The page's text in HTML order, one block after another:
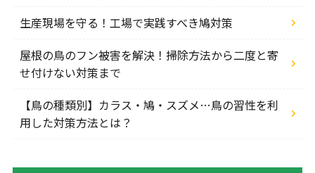
生産現場を守る！工場で実践すべき鳩対策
屋根の鳥のフン被害を解決！掃除方法から二度と寄
せ付けない対策まで
【鳥の種類別】カラス・鳩・スズメ…鳥の習性を利
用した対策方法とは？